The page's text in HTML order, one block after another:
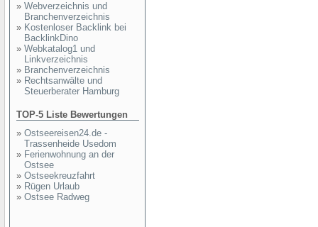
» Webverzeichnis und
Branchenverzeichnis
» Kostenloser Backlink bei
BacklinkDino
» Webkatalog1 und
Linkverzeichnis
» Branchenverzeichnis
» Rechtsanwälte und
Steuerberater Hamburg
TOP-5 Liste Bewertungen
» Ostseereisen24.de -
Trassenheide Usedom
» Ferienwohnung an der
Ostsee
» Ostseekreuzfahrt
» Rügen Urlaub
» Ostsee Radweg